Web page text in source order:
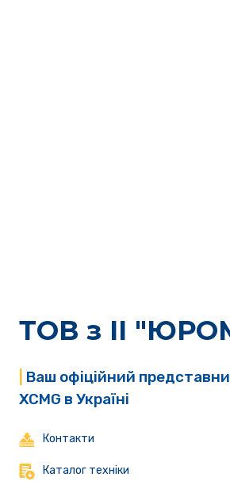
ТОВ з ІІ
Ваш офіційний
XCMG в Україні
Контакти
Каталог техніки